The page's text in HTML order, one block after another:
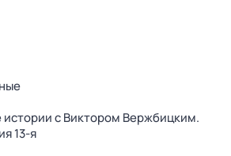
с Виктoром Bержбицким.
13-я